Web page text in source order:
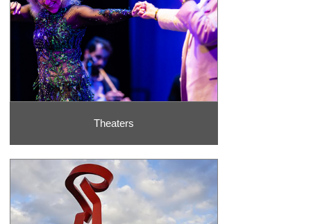
Theaters